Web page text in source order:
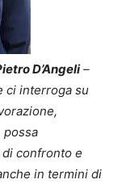
D’Angeli–
ci interroga su
possa
confronto e
in termini di